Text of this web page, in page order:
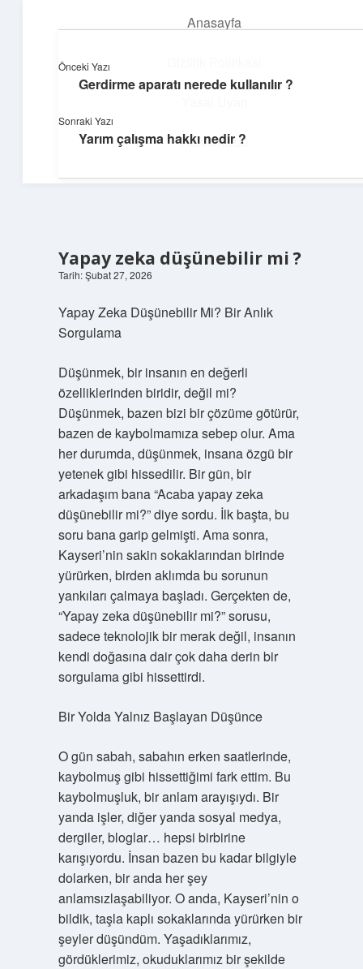
Anasayfa
Hakkımızda
Günlük Hatırlatmalar
Keyifli vakit için kısa ve eğlenceli içerikler.
Yapay zeka düşünebilir mi ?
Tarih: Şubat 27, 2026
Yapay Zeka Düşünebilir Mi? Bir Anlık
Sorgulama
Düşünmek, bir insanın en değerli
özelliklerinden biridir, değil mi?
Düşünmek, bazen bizi bir çözüme götürür,
bazen de kaybolmamıza sebep olur. Ama
her durumda, düşünmek, insana özgü bir
yetenek gibi hissedilir. Bir gün, bir
arkadaşım bana “Acaba yapay zeka
düşünebilir mi?” diye sordu. İlk başta, bu
soru bana garip gelmişti. Ama sonra,
Kayseri’nin sakin sokaklarından birinde
yürürken, birden aklımda bu sorunun
yankıları çalmaya başladı. Gerçekten de,
“Yapay zeka düşünebilir mi?” sorusu,
sadece teknolojik bir merak değil, insanın
kendi doğasına dair çok daha derin bir
sorgulama gibi hissettirdi.
Bir Yolda Yalnız Başlayan Düşünce
O gün sabah, sabahın erken saatlerinde,
kaybolmuş gibi hissettiğimi fark ettim. Bu
kaybolmuşluk, bir anlam arayışıydı. Bir
yanda işler, diğer yanda sosyal medya,
dergiler, bloglar… hepsi birbirine
karışıyordu. İnsan bazen bu kadar bilgiyle
dolarken, bir anda her şey
anlamsızlaşabiliyor. O anda, Kayseri’nin o
bildik, taşla kaplı sokaklarında yürürken bir
şeyler düşündüm. Yaşadıklarımız,
gördüklerimiz, okuduklarımız bir şekilde
Önceki Yazı
Gerdirme aparatı nerede kullanılır ?
Sonraki Yazı
Yarım çalışma hakkı nedir ?